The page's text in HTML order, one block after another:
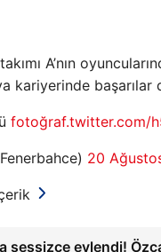
A’nın
kariyerinde başarılar
fotoğraf.twitter.com/
20
sessizce evlendi!